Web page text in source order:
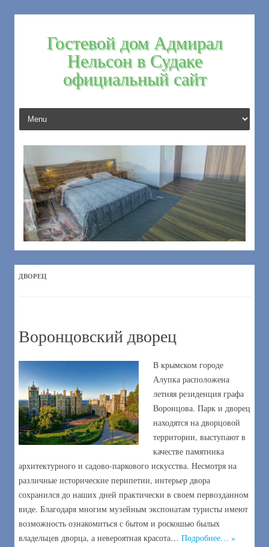
Гостевой дом Адмирал
Нельсон в Судаке
официальный сайт
Skip to content
ДВОРЕЦ
Воронцовский дворец
В крымском городе
Алупка расположена
летняя резиденция графа
Воронцова. Парк и дворец
находятся на дворцовой
территории, выступают в
качестве памятника
архитектурного и садово-паркового искусства. Несмотря на
различные исторические перипетии, интерьер двора
сохранился до наших дней практически в своем первозданном
виде. Благодаря многим музейным экспонатам туристы имеют
возможность ознакомиться с бытом и роскошью былых
владельцев дворца, а невероятная красота… Подробнее… »